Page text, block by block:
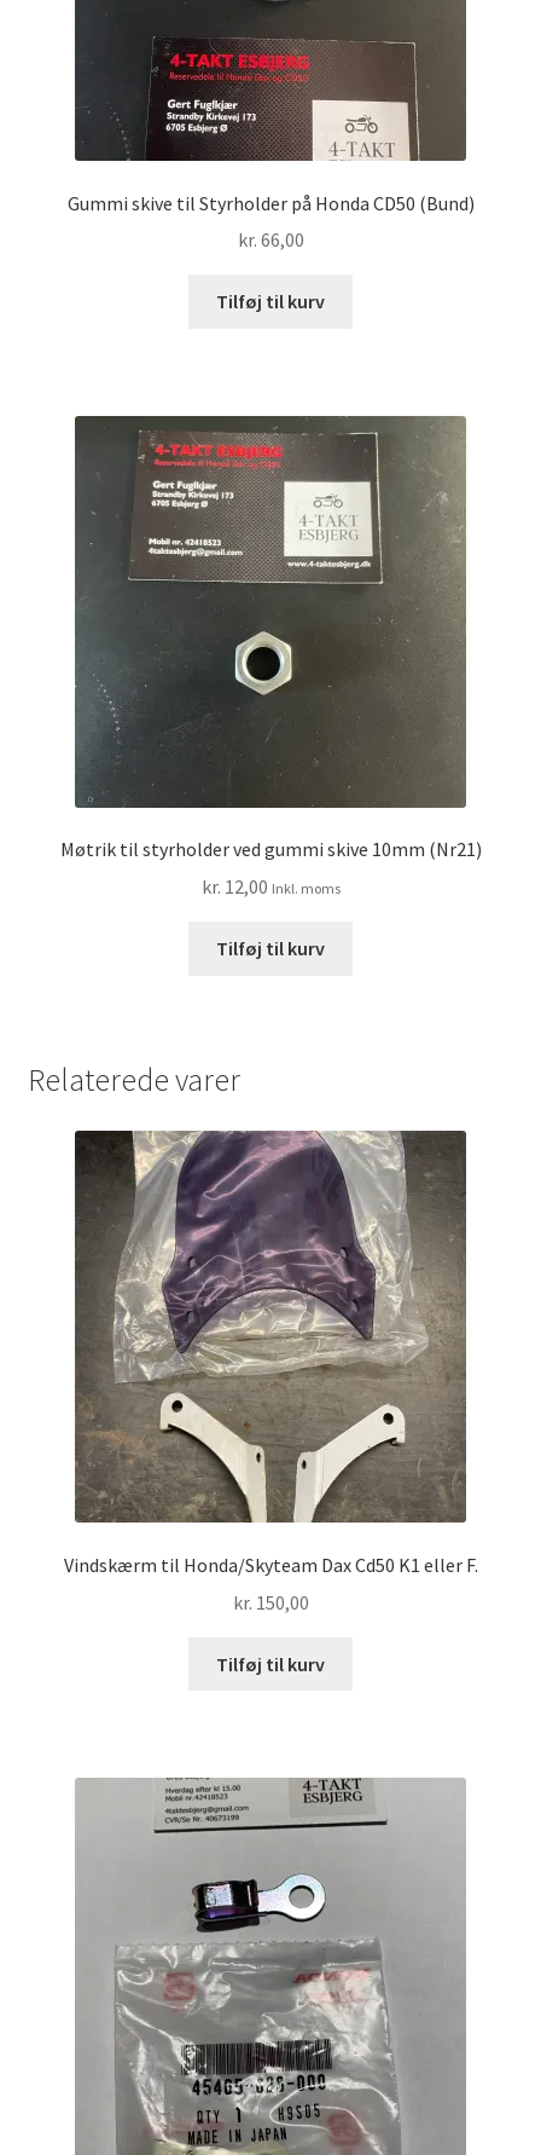
Gummi skive til Styrholder på Honda CD50 (Bund)
kr. 66,00
Tilføj til kurv
Møtrik til styrholder ved gummi skive 10mm (Nr21)
kr. 12,00 Inkl. moms
Tilføj til kurv
Relaterede varer
Vindskærm til Honda/Skyteam Dax Cd50 K1 eller F.
kr. 150,00
Tilføj til kurv